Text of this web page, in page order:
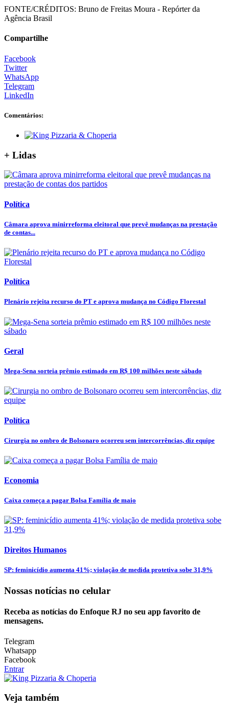
FONTE/CRÉDITOS: Bruno de Freitas Moura - Repórter da
Agência Brasil
Compartilhe
Facebook
Twitter
WhatsApp
Telegram
LinkedIn
Comentários:
+ Lidas
Política
Câmara aprova minirreforma eleitoral que prevê mudanças na prestação
de contas...
Política
Plenário rejeita recurso do PT e aprova mudança no Código Florestal
Geral
Mega-Sena sorteia prêmio estimado em R$ 100 milhões neste sábado
Política
Cirurgia no ombro de Bolsonaro ocorreu sem intercorrências, diz equipe
Economia
Caixa começa a pagar Bolsa Família de maio
Direitos Humanos
SP: feminicídio aumenta 41%; violação de medida protetiva sobe 31,9%
Nossas notícias no celular
Receba as notícias do Enfoque RJ no seu app favorito de
mensagens.
Telegram
Whatsapp
Facebook
Entrar
Veja também